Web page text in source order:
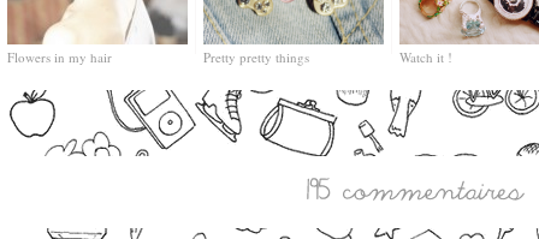
Flowers in my hair Pretty pretty things Watch it !